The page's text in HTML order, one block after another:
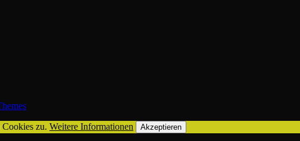
zu. Weitere Informationen Akzeptieren